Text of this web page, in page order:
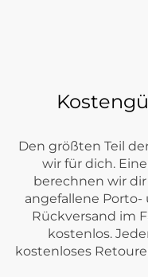
Den größten Teil
wir für dich.
berechnen wir
angefallene
Rückversand im
kostenlos.
kostenloses